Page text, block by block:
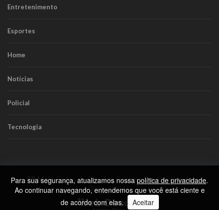
Entretenimento
Esportes
Home
Notícias
Policial
Tecnologia
RR Mais. Todos os Direitos Reservados.Política de
Privacidade
Para sua segurança, atualizamos nossa política de privacidade.
Ao continuar navegando, entendemos que você está ciente e
de acordo com elas. Aceitar